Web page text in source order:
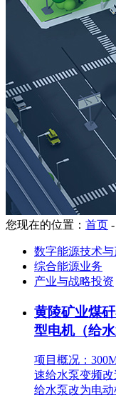
您现在的位置： 首页 -
数字能源技术与
综合能源业务
产业与战略投资
黄陵矿业煤
型电机（给
项目概况：
速给水泵变频
给水泵改为电